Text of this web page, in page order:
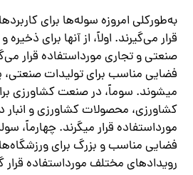
به‌طورکلی امروزه سوله‌ها برای
قرار می‌گیرند. اولاً، از آنها برای
صنعتی و تجاری مورداستفاده قرار
فضایی مناسب برای تولیدات
میشوند. سوماً، در صنعت کشاورزی
کشاورزی، محصولات کشاورزی و انبار
مورداستفاده قرار میگرند. چهارماً،
فضایی مناسب و بزرگ برای
رویدادهای مختلف مورداستفاده قرار